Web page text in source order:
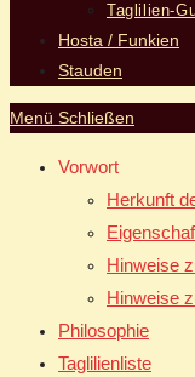
Taglilien-
Hosta / Funkien
Stauden
Menü Schließen
Vorwort
Herkunft
Hinweise
Hinweise
Philosophie
Taglilienliste